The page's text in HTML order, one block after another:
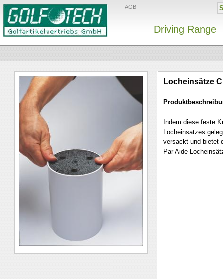
AGB
Driving Range
Locheinsätze
Indem diese feste
Locheinsatzes
versackt und bietet
Par Aide